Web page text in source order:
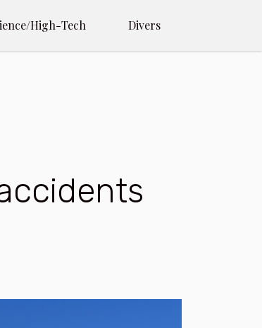
High-Tech Divers